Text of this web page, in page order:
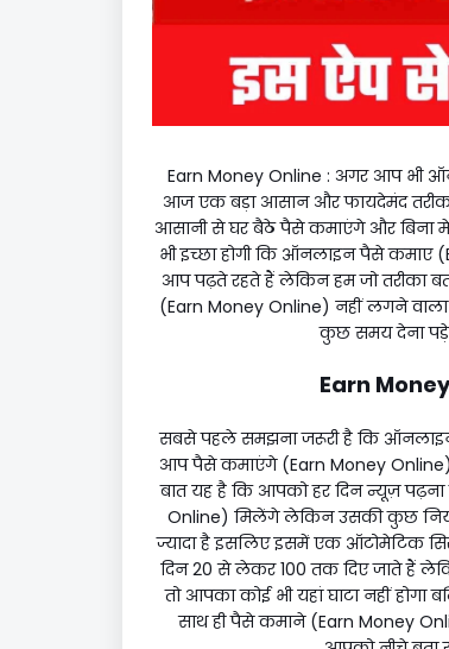
Earn Money Online : अगर आप भी
आज एक बड़ा आसान और फायदेमंद
आसानी से घर बैठे पैसे कमाएंगे और बिना
भी इच्छा होगी कि ऑनलाइन पैसे
आप पढ़ते रहते हैं लेकिन हम जो तरीका
(Earn Money Online) नहीं लगने
कुछ समय देना
Earn
सबसे पहले समझना जरूरी है कि
आप पैसे कमाएंगे (Earn Money Online)
बात यह है कि आपको हर दिन न्यूज़
Online) मिलेंगे लेकिन उसकी कुछ
ज्यादा है इसलिए इसमें एक ऑटोमेटिक
दिन ₹20 से लेकर ₹100 तक दिए जाते
तो आपका कोई भी यहां घाटा नहीं
साथ ही पैसे कमाने (Earn Money